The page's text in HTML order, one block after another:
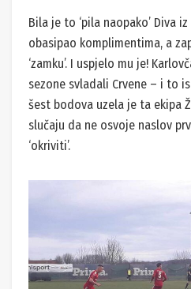
Bila je to ‘pila naopako’ Diva
obasipao komplimentima, a
‘zamku’. I uspjelo mu je!
sezone svladali Crvene – i to
šest bodova uzela je ta ekipa
slučaju da ne osvoje naslov
‘okriviti’.